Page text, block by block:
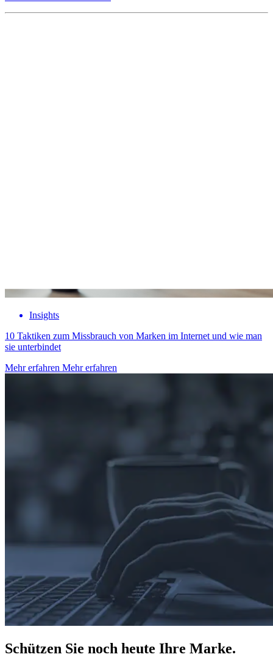
Insights
10 Taktiken zum Missbrauch von Marken im Internet und wie man
sie unterbindet
Mehr erfahren Mehr erfahren
Schützen Sie noch heute Ihre Marke.